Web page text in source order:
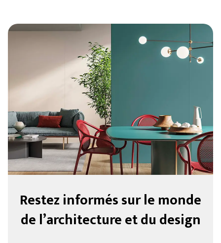
Restez informés sur le monde
de l’architecture et du design